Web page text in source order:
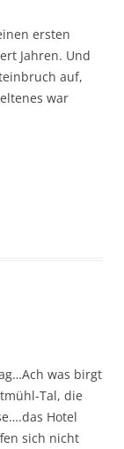
ersten
Jahren. Und
auf,
war
was birgt
Tal, die
Hotel
sich nicht